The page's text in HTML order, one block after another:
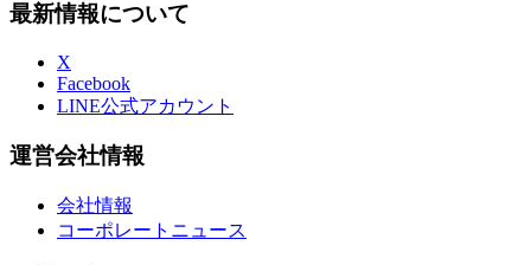
最新情報について
X
Facebook
LINE公式アカウント
運営会社情報
会社情報
コーポレートニュース